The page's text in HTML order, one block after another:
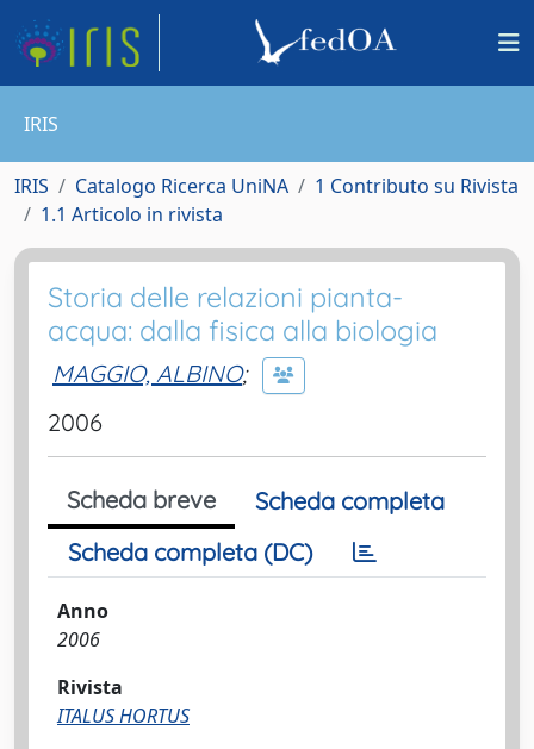
IRIS
IRIS Catalogo Ricerca UniNA
1 Contributo su Rivista
1.1 Articolo in rivista
Storia delle relazioni pianta-
acqua: dalla fisica alla biologia
MAGGIO, ALBINO;
2006
Scheda breve
Scheda completa
Scheda completa (DC)
Anno
2006
Rivista
ITALUS HORTUS